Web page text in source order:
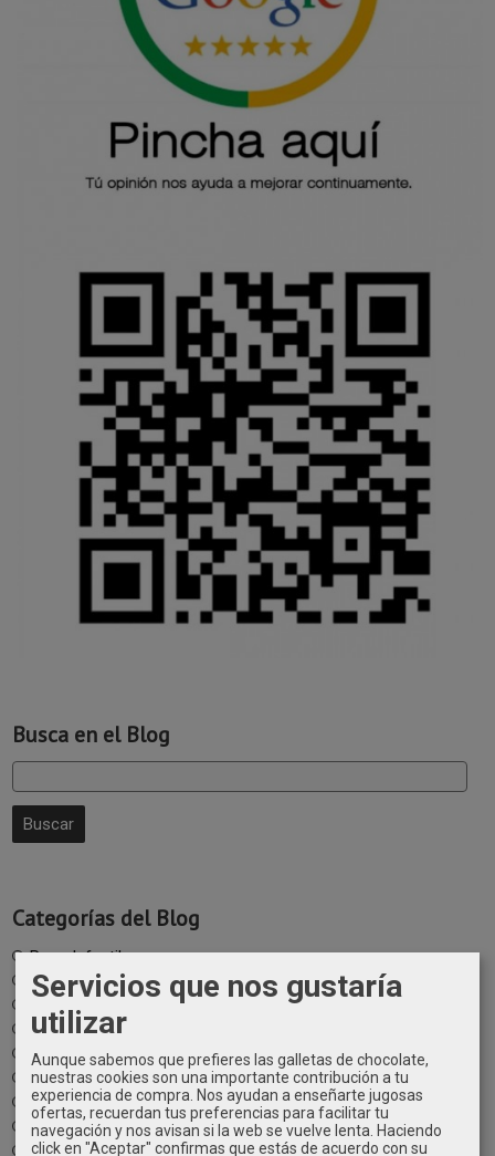
Busca en el Blog
Categorías del Blog
Ropa Infantil
Moda Infantil
Rebajas Moda Infantil
Vestidos Comunión
Ropa Ceremonia Infantil
Outlet Comunión
Bautizo
Ropa Bautizo Niña
Ropa Bautizo Niño
Servicios que nos gustaría
utilizar
Aunque sabemos que prefieres las galletas de chocolate,
nuestras cookies son una importante contribución a tu
experiencia de compra. Nos ayudan a enseñarte jugosas
ofertas, recuerdan tus preferencias para facilitar tu
navegación y nos avisan si la web se vuelve lenta. Haciendo
click en "Aceptar" confirmas que estás de acuerdo con su